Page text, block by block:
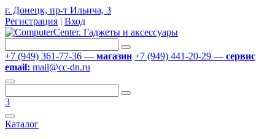
г. Донецк, пр-т Ильича, 3
Регистрация | Вход
+7 (949) 361-77-36 — магазин +7 (949) 441-20-29 — сервис
email: mail@cc-dn.ru
3
Каталог